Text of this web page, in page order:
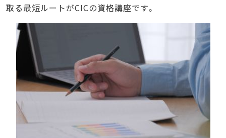
取る最短ルートがCICの資格講座です。